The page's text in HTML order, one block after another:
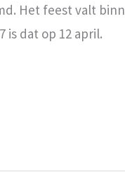
Het feest valt
is dat op 12 april.